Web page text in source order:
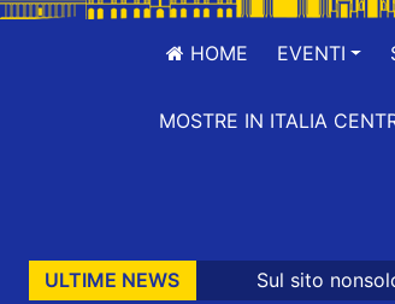
HOME EVENTI
MOSTRE IN ITALIA
ULTIME NEWS
Sul sito nonsoloeventiparma sono